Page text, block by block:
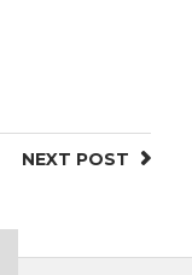
NEXT POST